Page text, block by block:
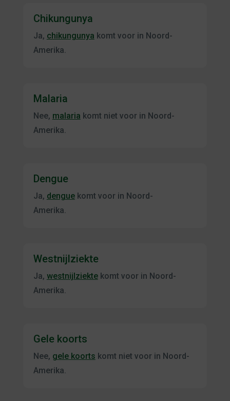
Chikungunya
Ja, chikungunya komt voor in Noord-
Amerika.
Malaria
Nee, malaria komt niet voor in Noord-
Amerika.
Dengue
Ja, denguekomt voor in Noord-
Amerika.
Westnijlziekte
Ja, westnijlziektekomt voor in Noord-
Amerika.
Gele koorts
Nee, gele koorts komt niet voor in Noord-
Amerika.